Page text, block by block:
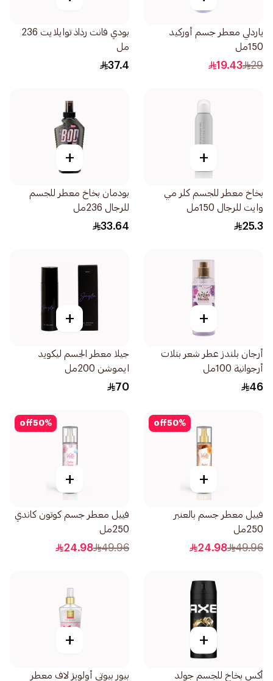
ياردلي معطر جسم أوركيد
150مل
29
19.43
بودي فانت رذاذ توايلايت 236
مل
37.4
+
بخاخ معطر للجسم كلر مي
وايت للرجال 150مل
25.3
+
بودمان بخاخ معطر للجسم
للرجال 236مل
33.64
+
أرجان بلندز عطر شعر بتلات
أرجوانية 100مل
46
+
جيلا معطر الجسم ليكويد
ايموشن 200مل
70
50%
off
+
فييل معطر جسم بالعنبر
250مل
49.96
24.98
50%
off
+
فييل معطر جسم كوتون كاندي
250مل
49.96
24.98
+
أكس بخاخ للجسم جولد
+
بيور بيوتي أولويز لاف معطر